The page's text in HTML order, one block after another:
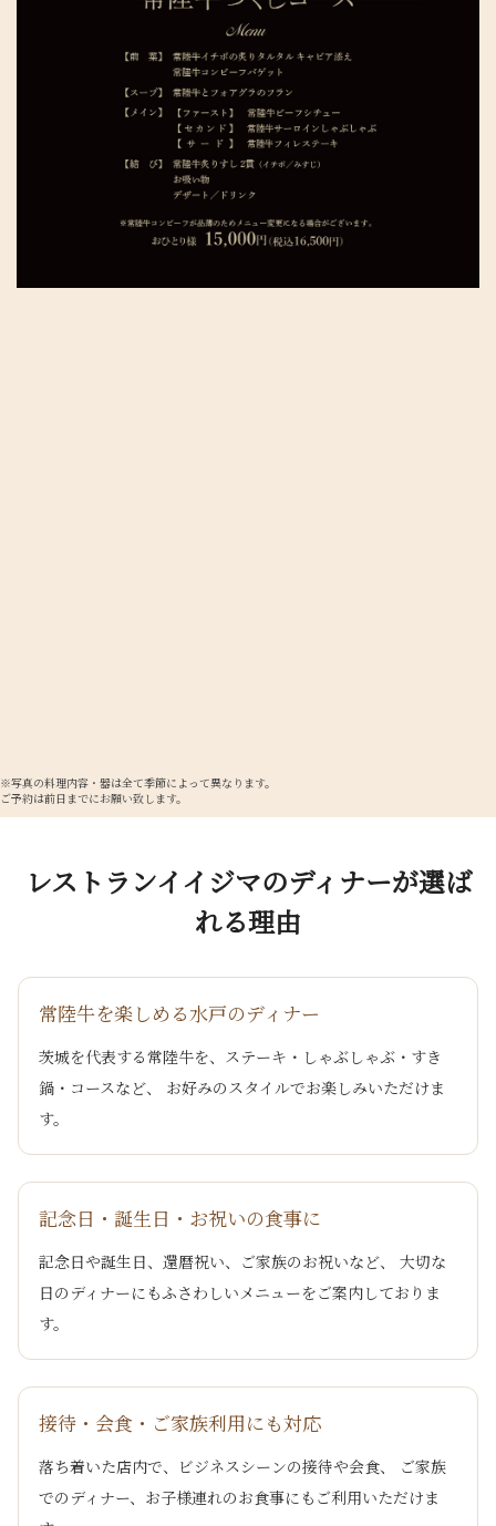
※写真の料理内容・器は全て季節によって異なります。
ご予約は前日までにお願い致します。
レストランイイジマのディナーが選ば
れる理由
常陸牛を楽しめる水戸のディナー
茨城を代表する常陸牛を、ステーキ・しゃぶしゃぶ・すき
鍋・コースなど、 お好みのスタイルでお楽しみいただけま
す。
記念日・誕生日・お祝いの食事に
記念日や誕生日、還暦祝い、ご家族のお祝いなど、 大切な
日のディナーにもふさわしいメニューをご案内しておりま
す。
接待・会食・ご家族利用にも対応
落ち着いた店内で、ビジネスシーンの接待や会食、 ご家族
でのディナー、お子様連れのお食事にもご利用いただけま